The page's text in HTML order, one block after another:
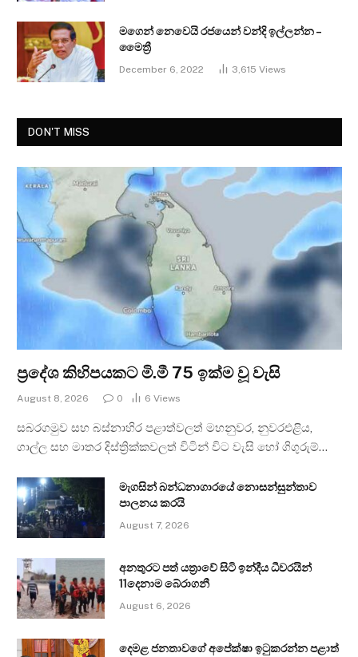
මගෙන් නෙවෙයි රජයෙන් වන්දි ඉල්ලන්න –
මෛත්‍රී
December 6, 2022 3,615 Views
DON'T MISS
ප්‍රදේශ කිහිපයකට මි.මී 75 ඉක්ම වූ වැසි
August 8, 2026 0 6 Views
සබරගමුව සහ බස්නාහිර පළාත්වලත් මහනුවර, නුවරඑළිය,
ගාල්ල සහ මාතර දිස්ත්‍රික්කවලත් විටින් විට වැසි හෝ ගිගුරුම්…
මැගසින් බන්ධනාගාරයේ නොසන්සුන්තාව
පාලනය කරයි
August 7, 2026
අනතුරට පත් යත්‍රාවේ සිටි ඉන්දීය ධීවරයින්
11දෙනාම බේරාගනී
August 6, 2026
දෙමළ ජනතාවගේ අපේක්ෂා ඉටුකරන්න පළාත්